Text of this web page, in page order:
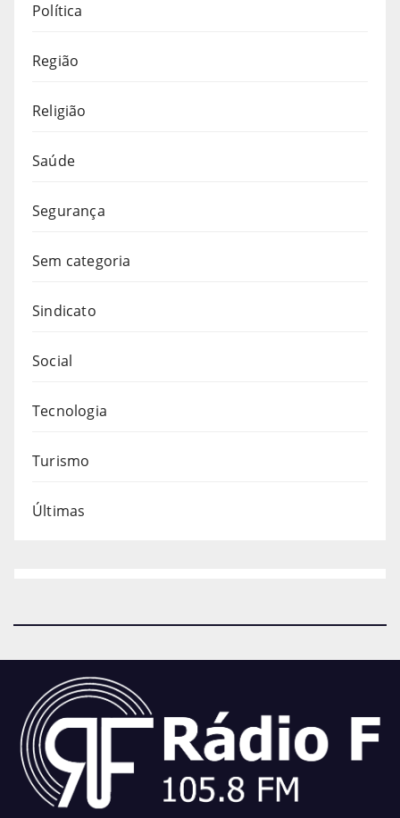
Política
Região
Religião
Saúde
Segurança
Sem categoria
Sindicato
Social
Tecnologia
Turismo
Últimas